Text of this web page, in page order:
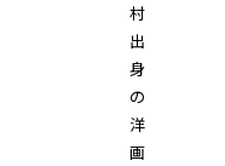
村
出
身
の
洋
画